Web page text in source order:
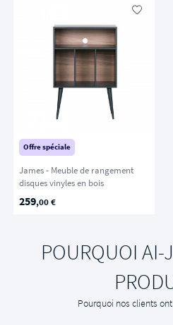
Offre spéciale
James - Meuble de rangement
disques vinyles en bois
259,00 €
POURQUOI AI-
Pourquoi nos clients